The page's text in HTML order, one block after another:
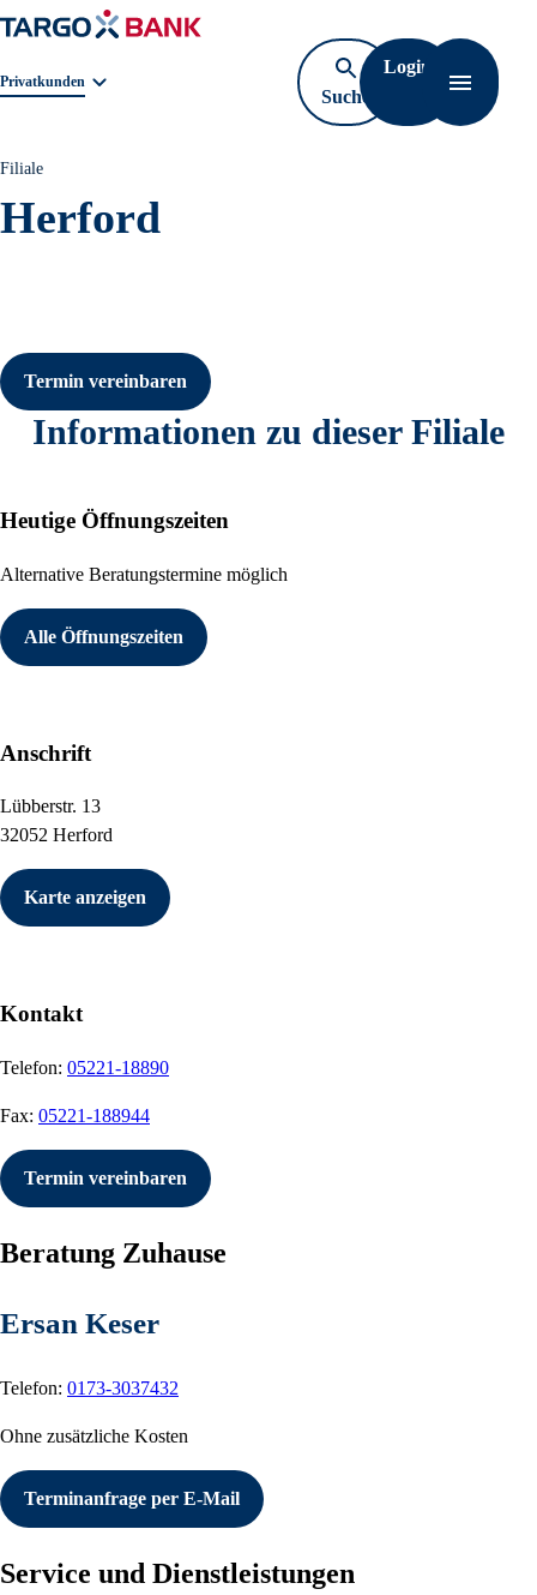
Geschäftsbereichnavigation. Aktuelle Auswahl:
Privatkunden
Suche
öffnen
Login
Filiale
Herford
Termin vereinbaren
Informationen zu dieser Filiale
Heutige Öffnungszeiten
Alternative Beratungstermine möglich
Alle Öffnungszeiten
Anschrift
Lübberstr. 13
32052 Herford
Karte anzeigen
Kontakt
Telefon: 05221-18890
Fax: 05221-188944
Termin vereinbaren
Beratung Zuhause
Ersan Keser
Telefon: 0173-3037432
Ohne zusätzliche Kosten
Terminanfrage per E-Mail
Service und Dienstleistungen